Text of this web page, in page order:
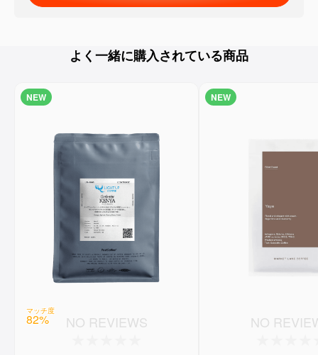
よく一緒に購入されている商品
NEW
マッチ度
82% NO REVIEWS
NEW
NO